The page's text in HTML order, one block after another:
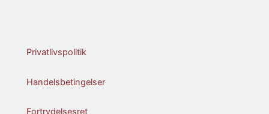
Privatlivspolitik
Handelsbetingelser
Fortrydelsesret